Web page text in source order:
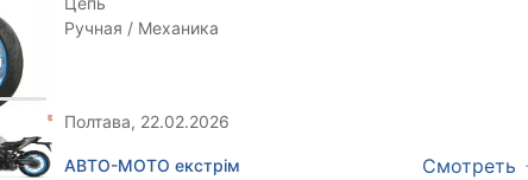
Ручная / Механика
Полтава, 22.02.2026
АВТО-МОТО екстрім Смотреть